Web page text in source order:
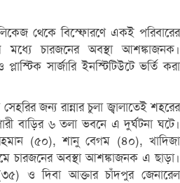
থেকে বিস্ফোরণে একই পরিবারের
চারজনের অবস্থা আশঙ্কাজনক।
সার্জারি ইনস্টিটিউটে ভর্তি করা
জন্য রান্নার চুলা জ্বালাতেই শহরের
বাড়ির ৬ তলা ভবনে এ দুর্ঘটনা ঘটে।
(৫০), শানু বেগম (৪০), খাদিজা
অবস্থা আশঙ্কাজনক এ ছাড়া।
ও দিবা আক্তার চাঁদপুর জেনারেল